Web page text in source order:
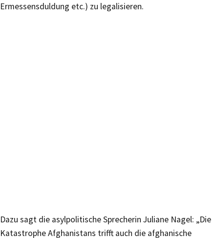
Ermessensduldung etc.) zu legalisieren.
Dazu sagt die asylpolitische Sprecherin Juliane Nagel: „Die
Katastrophe Afghanistans trifft auch die afghanische